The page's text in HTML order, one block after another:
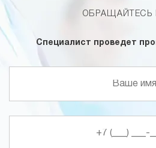
ОБРАЩАЙТЕСЬ
Специалист проведет